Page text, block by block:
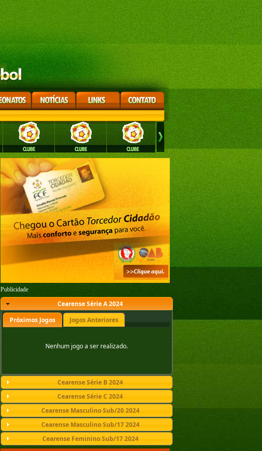
Publicidade
Cearense Série A 2024
Próximos Jogos
Jogos Anteriores
Nenhum jogo a ser realizado.
Cearense Série B 2024
Cearense Série C 2024
Cearense Masculino Sub/20 2024
Cearense Masculino Sub/17 2024
Cearense Feminino Sub/17 2024